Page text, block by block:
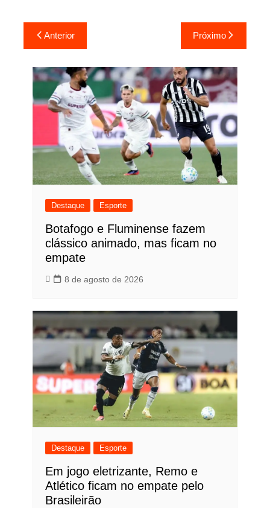
Navegação
de
Post
Anterior Próximo
Destaque Esporte
Botafogo e Fluminense fazem
clássico animado, mas ficam no
empate
8 de agosto de 2026
Destaque Esporte
Em jogo eletrizante, Remo e
Atlético ficam no empate pelo
Brasileirão